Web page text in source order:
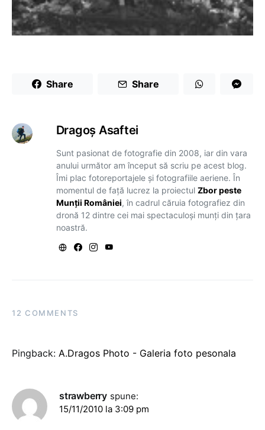
Share Share
Dragoş Asaftei
Sunt pasionat de fotografie din 2008, iar din vara
anului următor am început să scriu pe acest blog.
Îmi plac fotoreportajele și fotografiile aeriene. În
momentul de față lucrez la proiectul Zbor peste
Munții României, în cadrul căruia fotografiez din
dronă 12 dintre cei mai spectaculoși munți din țara
noastră.
12 COMMENTS
Pingback: A.Dragos Photo - Galeria foto pesonala
strawberry spune:
15/11/2010 la 3:09 pm